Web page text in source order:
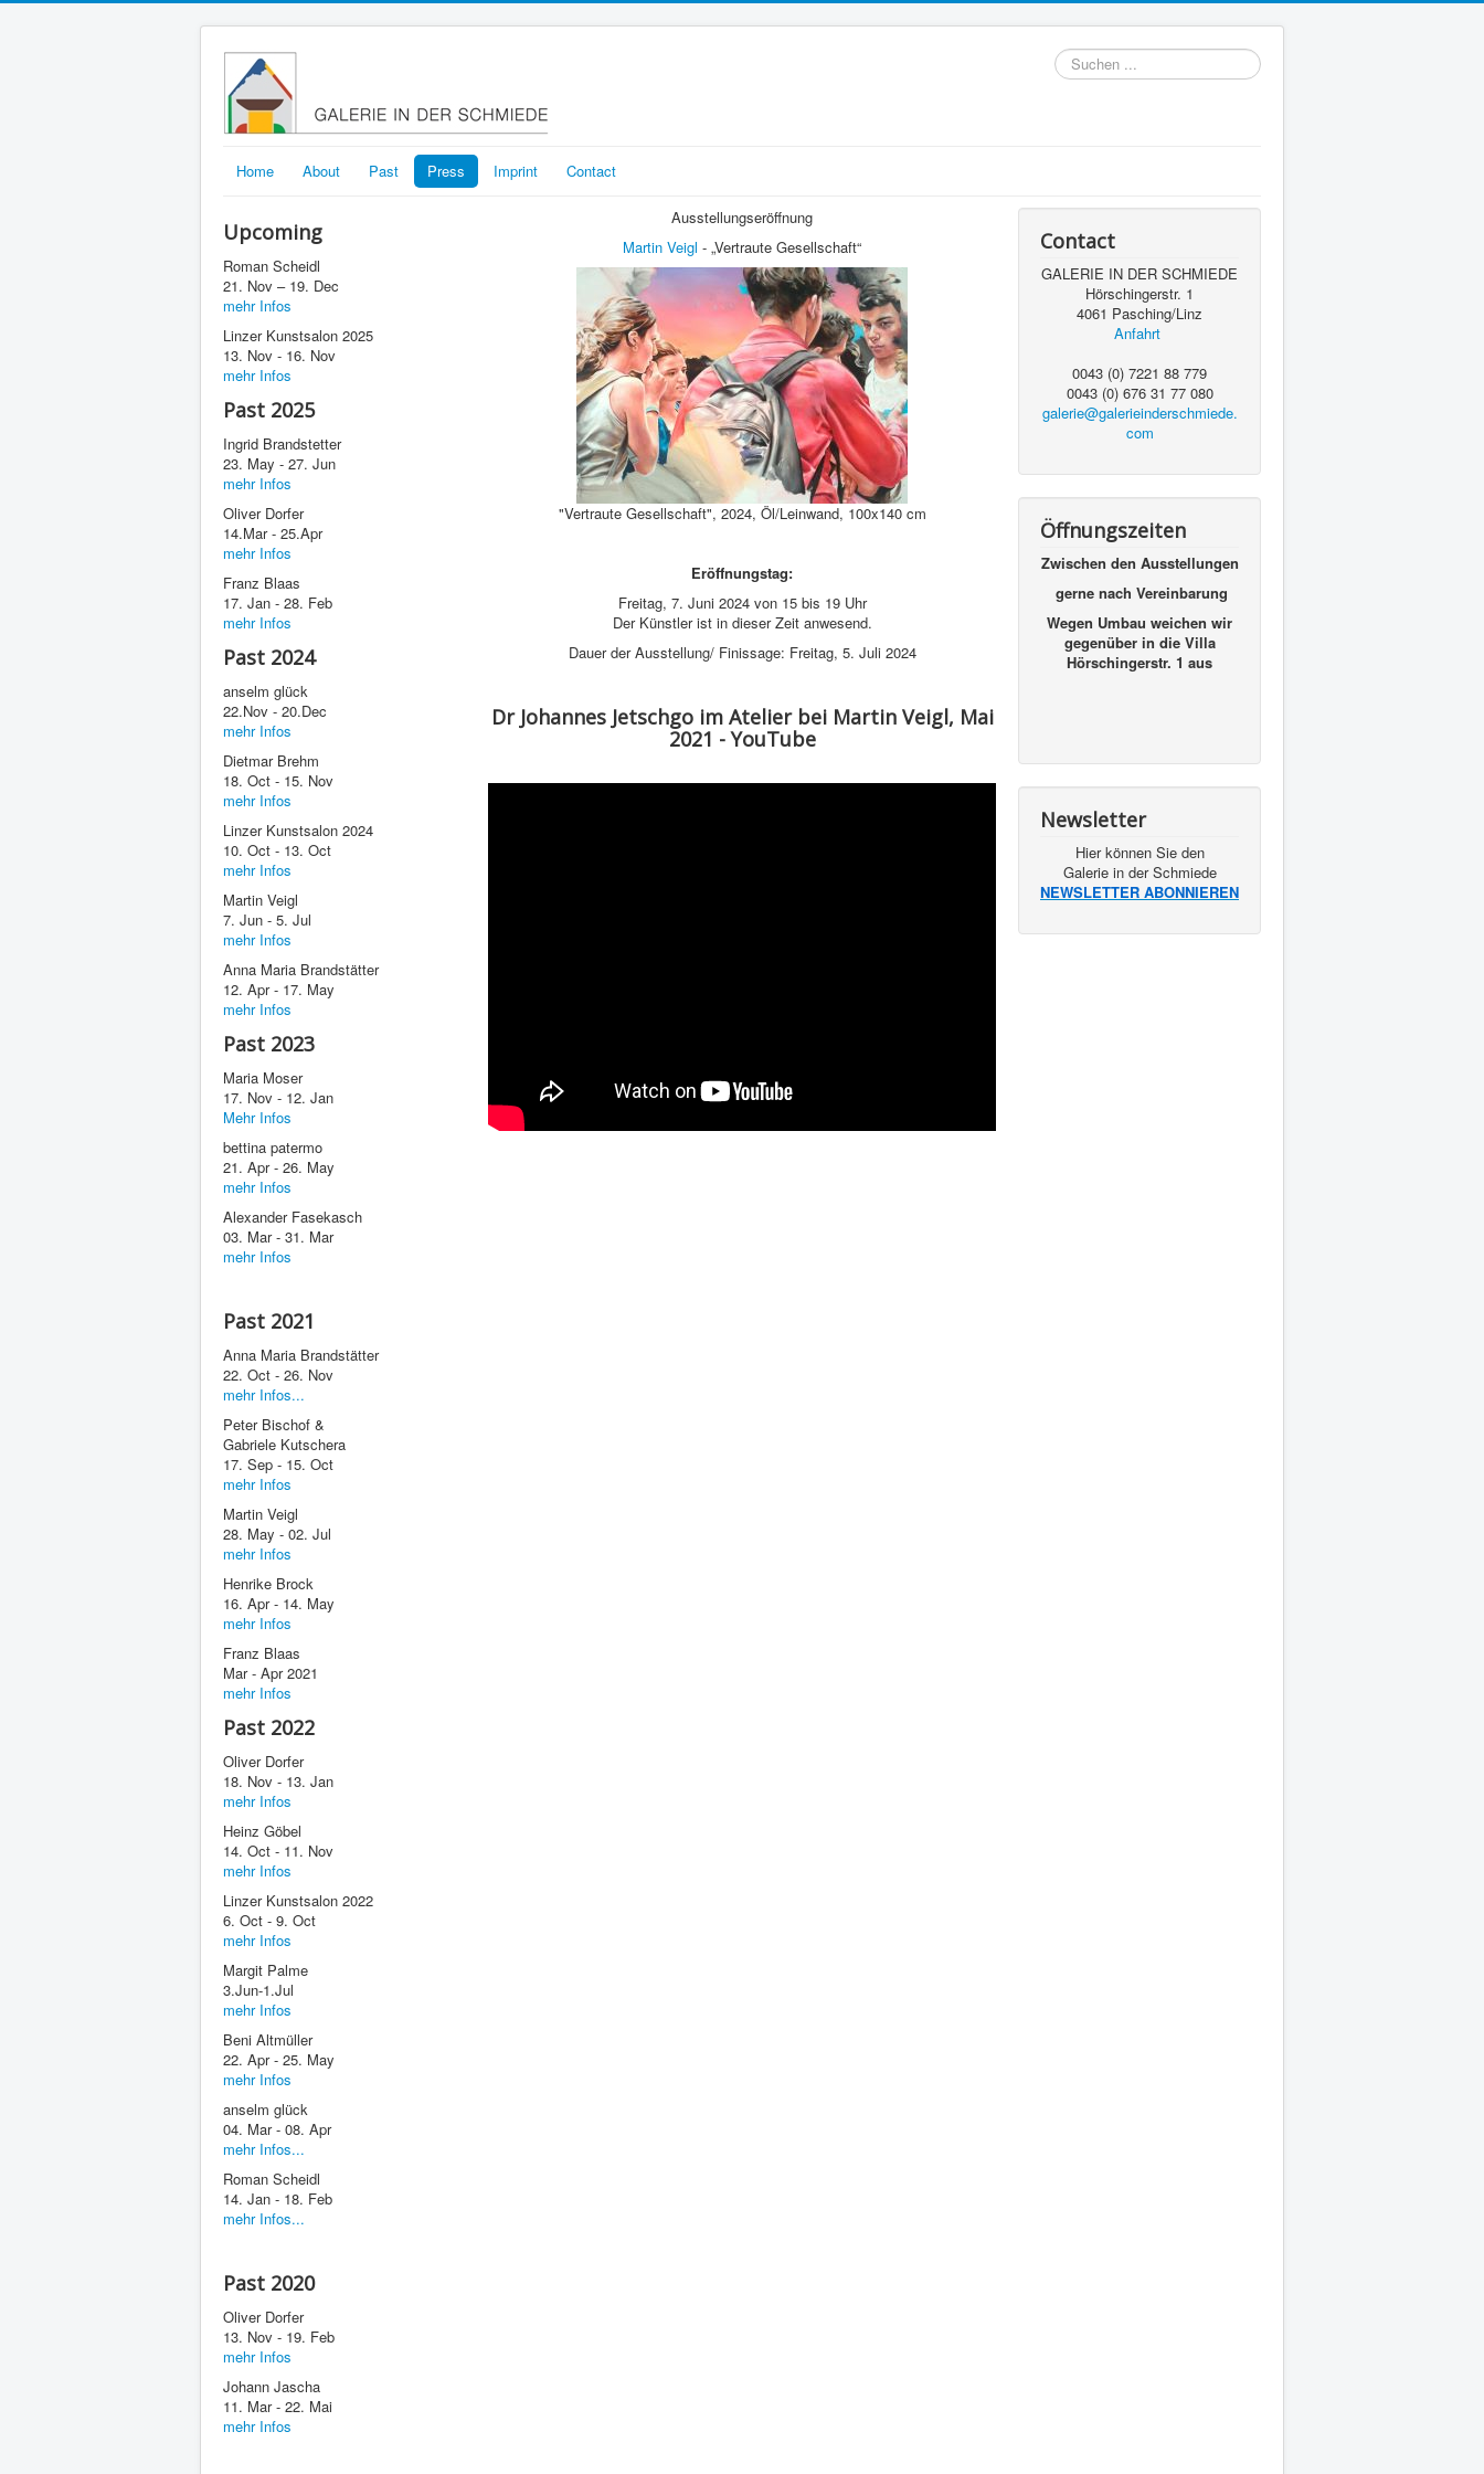
Suchen
...
Home About Past Press Imprint Contact
Upcoming
Roman Scheidl
21. Nov – 19. Dec
mehr Infos
Linzer Kunstsalon 2025
13. Nov - 16. Nov
mehr Infos
Past 2025
Ingrid Brandstetter
23. May - 27. Jun
mehr Infos
Oliver Dorfer
14.Mar - 25.Apr
mehr Infos
Franz Blaas
17. Jan - 28. Feb
mehr Infos
Past 2024
anselm glück
22.Nov - 20.Dec
mehr Infos
Dietmar Brehm
18. Oct - 15. Nov
mehr Infos
Linzer Kunstsalon 2024
10. Oct - 13. Oct
mehr Infos
Martin Veigl
7. Jun - 5. Jul
mehr Infos
Anna Maria Brandstätter
12. Apr - 17. May
mehr Infos
Past 2023
Maria Moser
17. Nov - 12. Jan
Mehr Infos
bettina patermo
21. Apr - 26. May
mehr Infos
Alexander Fasekasch
03. Mar - 31. Mar
mehr Infos
Past 2021
Anna Maria Brandstätter
22. Oct - 26. Nov
mehr Infos...
Peter Bischof &
Gabriele Kutschera
17. Sep - 15. Oct
mehr Infos
Martin Veigl
28. May - 02. Jul
mehr Infos
Henrike Brock
16. Apr - 14. May
mehr Infos
Franz Blaas
Mar - Apr 2021
mehr Infos
Past 2022
Oliver Dorfer
18. Nov - 13. Jan
mehr Infos
Heinz Göbel
14. Oct - 11. Nov
mehr Infos
Linzer Kunstsalon 2022
6. Oct - 9. Oct
mehr Infos
Margit Palme
3.Jun-1.Jul
mehr Infos
Beni Altmüller
22. Apr - 25. May
mehr Infos
anselm glück
04. Mar - 08. Apr
mehr Infos...
Roman Scheidl
14. Jan - 18. Feb
mehr Infos...
Past 2020
Oliver Dorfer
13. Nov - 19. Feb
mehr Infos
Johann Jascha
11. Mar - 22. Mai
mehr Infos
Ausstellungseröffnung
Martin Veigl - „Vertraute Gesellschaft“
"Vertraute Gesellschaft", 2024, Öl/Leinwand, 100x140 cm
Eröffnungstag:
Freitag, 7. Juni 2024 von 15 bis 19 Uhr
Der Künstler ist in dieser Zeit anwesend.
Dauer der Ausstellung/ Finissage: Freitag, 5. Juli 2024
Dr Johannes Jetschgo im Atelier bei Martin Veigl, Mai
2021 - YouTube
Contact
GALERIE IN DER SCHMIEDE
Hörschingerstr. 1
4061 Pasching/Linz
Anfahrt
0043 (0) 7221 88 779
0043 (0) 676 31 77 080
galerie@galerieinderschmiede.
com
Öffnungszeiten
Zwischen den Ausstellungen
gerne nach Vereinbarung
Wegen Umbau weichen wir
gegenüber in die Villa
Hörschingerstr. 1 aus
Newsletter
Hier können Sie den
Galerie in der Schmiede
NEWSLETTER ABONNIEREN